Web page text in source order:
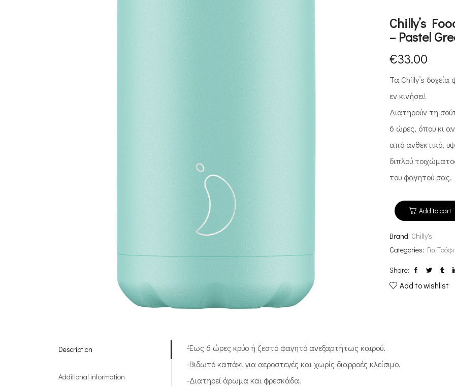
Chilly’s
– Pastel
€33.00
Τα Chilly’s δοχεία
εν κινήσει!
Διατηρούν τη
6 ώρες, όπου κι
από ανθεκτικό,
διπλού
του φαγητού σας.
Add to cart
Brand: Chilly's
Categories: Για
Share:
Add to wishlist
Description
Additional information
-Έως 6 ώρες κρύο ή ζεστό φαγητό ανεξαρτήτως καιρού.
-Βιδωτό καπάκι για αεροστεγές και χωρίς διαρροές κλείσιμο.
-Διατηρεί άρωμα και φρεσκάδα.